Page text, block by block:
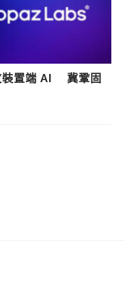
置端 AI 冀鞏固